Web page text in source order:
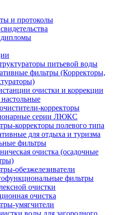
и протоколы
питьевой воды
фильтры (Корректоры,
очистки и коррекции
корректоры
серии ЛЮКС
корректоры полевого типа
для отдыха и туризма
фильтры
очистка (осадочные
обезжелезиватели
фильтры
очистки
очистка
умягчители
воды для загородного